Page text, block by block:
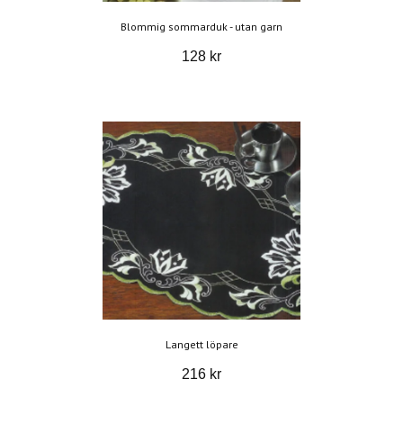
Blommig sommarduk - utan garn
128 kr
Langett löpare
216 kr